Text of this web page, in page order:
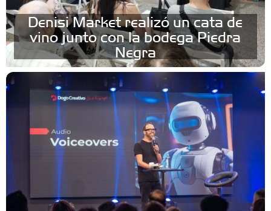
Denisi Market realizó un cata de
vino junto con la bodega Piedra
Negra